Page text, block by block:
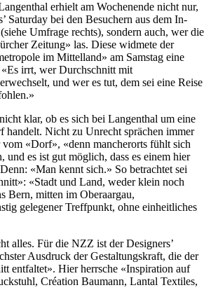
erhielt am Wochenende nicht nur,
Saturday bei den Besuchern aus dem In-
Umfrage rechts), sondern auch, wer die
Zeitung» las. Diese widmete der
im Mittelland» am Samstag eine
irrt, wer Durchschnitt mit
und wer es tut, dem sei eine Reise
klar, ob es sich bei Langenthal um eine
handelt. Nicht zu Unrecht sprächen immer
«Dorf», «denn mancherorts fühlt sich
und es ist gut möglich, dass es einem hier
«Man kennt sich.» So betrachtet sei
«Stadt und Land, weder klein noch
Bern, mitten im Oberaargau,
gelegener Treffpunkt, ohne einheitliches
alles. Für die NZZ ist der Designers’
Ausdruck der Gestaltungskraft, die der
entfaltet». Hier herrsche «Inspiration auf
Création Baumann, Lantal Textiles,